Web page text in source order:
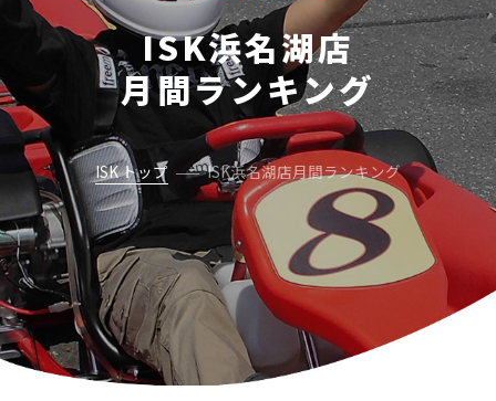
ISK浜名湖店
月間ランキング
ISK トップ ISK浜名湖店月間ランキング